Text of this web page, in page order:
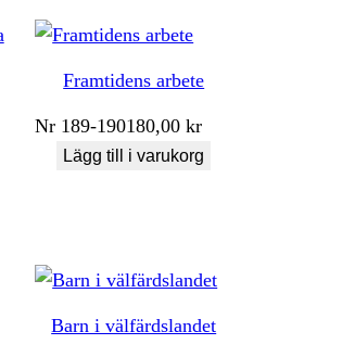
Framtidens arbete
Nr 189-190180,00kr
Lägg till i varukorg
Barn i välfärdslandet